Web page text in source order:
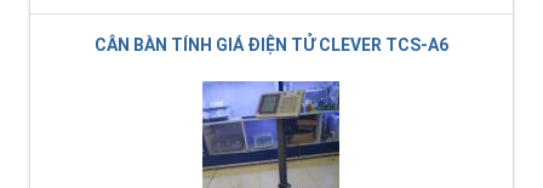
CÂN BÀN TÍNH GIÁ ĐIỆN TỬ CLEVER TCS-A6